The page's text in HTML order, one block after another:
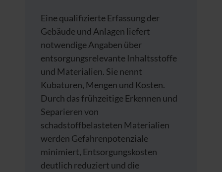
Eine qualifizierte Erfassung der
Gebäude und Anlagen liefert
notwendige Angaben über
entsorgungsrelevante Inhaltsstoffe
und Materialien. Sie nennt
Kubaturen, Mengen und Kosten.
Durch das frühzeitige Erkennen und
Separieren von
schadstoffbelasteten Materialien
werden Gefahrenpotenziale
minimiert, Entsorgungskosten
deutlich reduziert und die